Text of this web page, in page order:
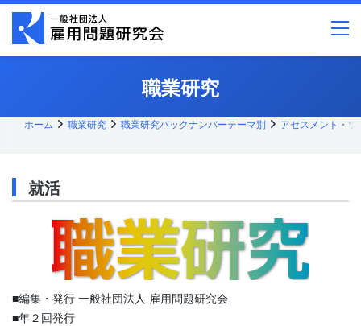
メ
ン
職業研究
ホーム 職業研究 職業研究バックナンバーテーマ別 アセスメント・ツ
就活
■編集・発行 一般社団法人 雇用問題研究会
■年２回発行